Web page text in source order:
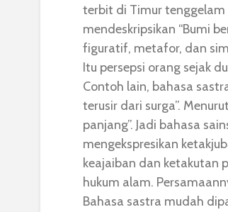
terbit di Timur tenggelam
mendeskripsikan “Bumi
figuratif, metafor, dan
Itu persepsi orang sejak
Contoh lain, bahasa
terusir dari surga”.
panjang”. Jadi bahasa
mengekspresikan
keajaiban dan ketakutan
hukum alam.
Bahasa sastra mudah